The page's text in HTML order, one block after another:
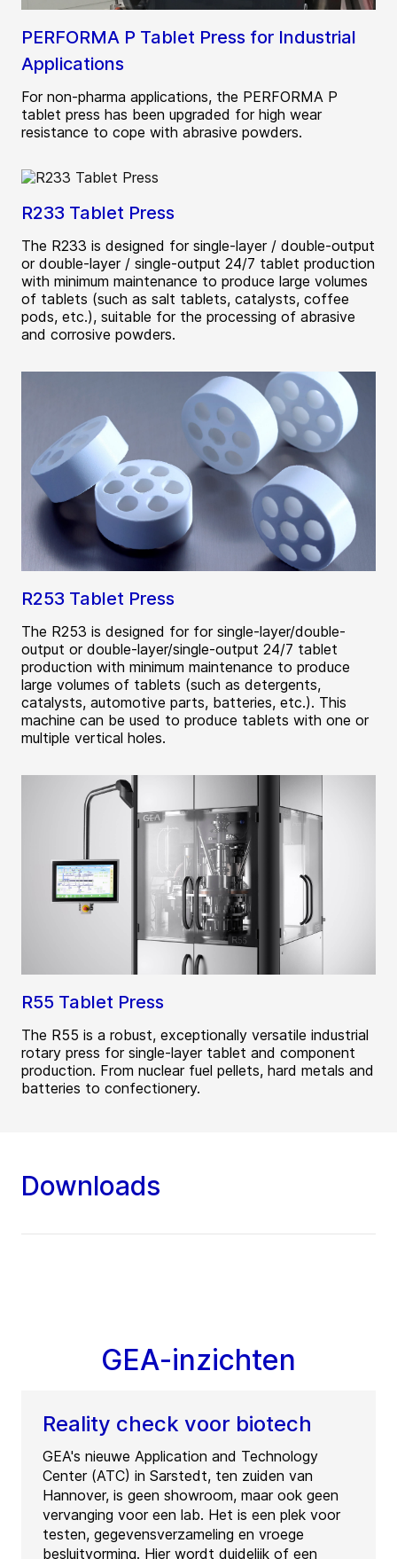
PERFORMA P Tablet Press for Industrial
Applications
For non-pharma applications, the PERFORMA P
tablet press has been upgraded for high wear
resistance to cope with abrasive powders.
R233 Tablet Press
The R233 is designed for single-layer / double-output
or double-layer / single-output 24/7 tablet production
with minimum maintenance to produce large volumes
of tablets (such as salt tablets, catalysts, coffee
pods, etc.), suitable for the processing of abrasive
and corrosive powders.
R253 Tablet Press
The R253 is designed for for single-layer/double-
output or double-layer/single-output 24/7 tablet
production with minimum maintenance to produce
large volumes of tablets (such as detergents,
catalysts, automotive parts, batteries, etc.). This
machine can be used to produce tablets with one or
multiple vertical holes.
R55 Tablet Press
The R55 is a robust, exceptionally versatile industrial
rotary press for single-layer tablet and component
production. From nuclear fuel pellets, hard metals and
batteries to confectionery.
Downloads
GEA-inzichten
Reality check voor biotech
GEA's nieuwe Application and Technology
Center (ATC) in Sarstedt, ten zuiden van
Hannover, is geen showroom, maar ook geen
vervanging voor een lab. Het is een plek voor
testen, gegevensverzameling en vroege
besluitvorming. Hier wordt duidelijk of een